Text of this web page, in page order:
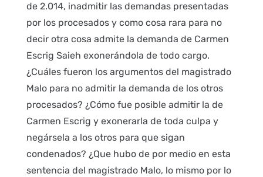
de 2.014, inadmitir las demandas presentadas
por los procesados y como cosa rara para no
decir otra cosa admite la demanda de Carmen
Escrig Saieh exonerándola de todo cargo.
¿Cuáles fueron los argumentos del magistrado
Malo para no admitir la demanda de los otros
procesados? ¿Cómo fue posible admitir la de
Carmen Escrig y exonerarla de toda culpa y
negársela a los otros para que sigan
condenados? ¿Que hubo de por medio en esta
sentencia del magistrado Malo, lo mismo por lo